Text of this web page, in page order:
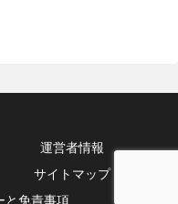
運営者情報
サイトマップ
と免責事項